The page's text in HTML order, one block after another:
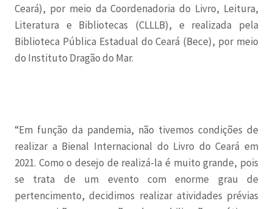
Ceará), por meio da Coordenadoria do Livro, Leitura,
Literatura e Bibliotecas (CLLLB), e realizada pela
Biblioteca Pública Estadual do Ceará (Bece), por meio
do Instituto Dragão do Mar.
“Em função da pandemia, não tivemos condições de
realizar a Bienal Internacional do Livro do Ceará em
2021. Como o desejo de realizá-la é muito grande, pois
se trata de um evento com enorme grau de
pertencimento, decidimos realizar atividades prévias